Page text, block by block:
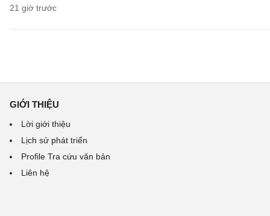
21 giờ trước
GIỚI THIỆU
Lời giới thiệu
Lịch sử phát triển
Profile Tra cứu văn bản
Liên hệ